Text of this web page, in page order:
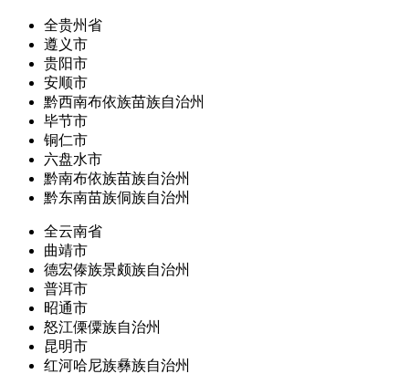
全贵州省
遵义市
贵阳市
安顺市
黔西南布依族苗族自治州
毕节市
铜仁市
六盘水市
黔南布依族苗族自治州
黔东南苗族侗族自治州
全云南省
曲靖市
德宏傣族景颇族自治州
普洱市
昭通市
怒江傈僳族自治州
昆明市
红河哈尼族彝族自治州